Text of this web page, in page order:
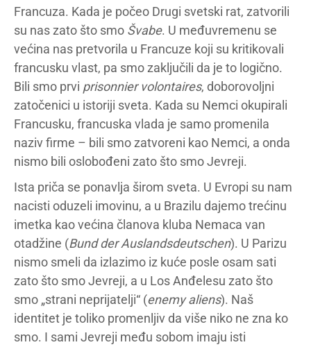
Francuza. Kada je počeo Drugi svetski rat, zatvorili
su nas zato što smo Švabe. U međuvremenu se
većina nas pretvorila u Francuze koji su kritikovali
francusku vlast, pa smo zaključili da je to logično.
Bili smo prvi prisonnier volontaires, doborovoljni
zatočenici u istoriji sveta. Kada su Nemci okupirali
Francusku, francuska vlada je samo promenila
naziv firme – bili smo zatvoreni kao Nemci, a onda
nismo bili oslobođeni zato što smo Jevreji.
Ista priča se ponavlja širom sveta. U Evropi su nam
nacisti oduzeli imovinu, a u Brazilu dajemo trećinu
imetka kao većina članova kluba Nemaca van
otadžine (Bund der Auslandsdeutschen). U Parizu
nismo smeli da izlazimo iz kuće posle osam sati
zato što smo Jevreji, a u Los Anđelesu zato što
smo „strani neprijatelji“ (enemy aliens). Naš
identitet je toliko promenljiv da više niko ne zna ko
smo. I sami Jevreji među sobom imaju isti